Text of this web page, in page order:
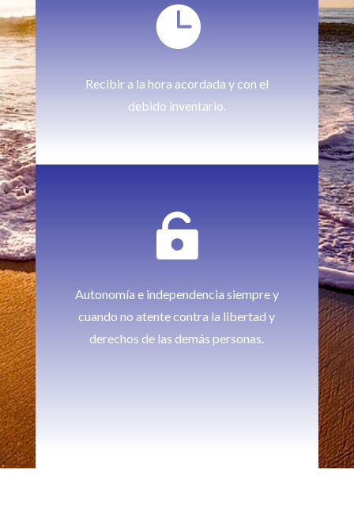

Recibir a la hora acordada y con el
debido inventario.

Autonomía e independencia siempre y
cuando no atente contra la libertad y
derechos de las demás personas.